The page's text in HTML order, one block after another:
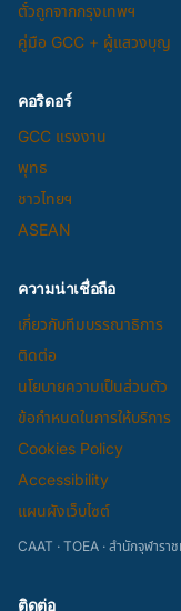
ตั๋วถูกจากกรุงเทพฯ
คู่มือ GCC + ผู้แสวงบุญ
คอริดอร์
GCC แรงงาน
พุทธ
ชาวไทยฯ
ASEAN
ความน่าเชื่อถือ
เกี่ยวกับทีมบรรณาธิการ
ติดต่อ
นโยบายความเป็นส่วนตัว
ข้อกำหนดในการให้บริการ
Cookies Policy
Accessibility
แผนผังเว็บไซต์
CAAT · TOEA · สำนักจุฬาร
ติดต่อ